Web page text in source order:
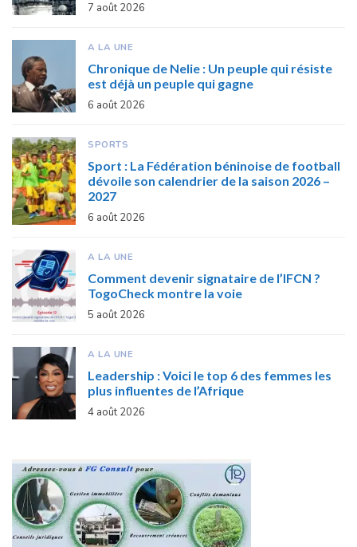
7 août 2026
A LA UNE
Chronique de Nelie : Un peuple qui résiste
est déjà un peuple qui gagne
6 août 2026
SPORTS
Sport : La Fédération béninoise de football
dévoile son calendrier de la saison 2026 –
2027
6 août 2026
A LA UNE
Comment devenir signataire de l’IFCN ?
TogoCheck montre la voie
5 août 2026
A LA UNE
Leadership : Voici le top 6 des femmes les
plus influentes de l’Afrique
4 août 2026